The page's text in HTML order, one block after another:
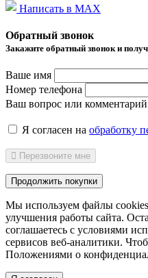
Написать в MAX
Обратный звонок
Закажите обратный звонок и
Ваше имя
Номер телефона
Ваш вопрос или комментарий
Я согласен на обработку
Перезвоните мне
Продолжить покупки
Мы используем файлы
улучшения работы сайта.
соглашаетесь с условиями
сервисов веб-аналитики.
Положениями о